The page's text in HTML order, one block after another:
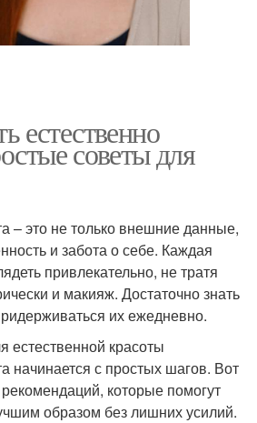
естественно
советы для
– это не только внешние данные,
и забота о себе. Каждая
привлекательно, не тратя
и макияж. Достаточно знать
их ежедневно.
естественной красоты
начинается с простых шагов. Вот
которые помогут
образом без лишних усилий.